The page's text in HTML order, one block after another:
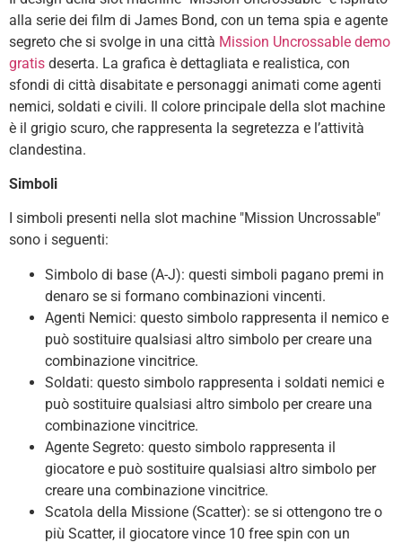
alla serie dei film di James Bond, con un tema spia e agente
segreto che si svolge in una città Mission Uncrossable demo
gratis deserta. La grafica è dettagliata e realistica, con
sfondi di città disabitate e personaggi animati come agenti
nemici, soldati e civili. Il colore principale della slot machine
è il grigio scuro, che rappresenta la segretezza e l’attività
clandestina.
Simboli
I simboli presenti nella slot machine "Mission Uncrossable"
sono i seguenti:
Simbolo di base (A-J): questi simboli pagano premi in
denaro se si formano combinazioni vincenti.
Agenti Nemici: questo simbolo rappresenta il nemico e
può sostituire qualsiasi altro simbolo per creare una
combinazione vincitrice.
Soldati: questo simbolo rappresenta i soldati nemici e
può sostituire qualsiasi altro simbolo per creare una
combinazione vincitrice.
Agente Segreto: questo simbolo rappresenta il
giocatore e può sostituire qualsiasi altro simbolo per
creare una combinazione vincitrice.
Scatola della Missione (Scatter): se si ottengono tre o
più Scatter, il giocatore vince 10 free spin con un